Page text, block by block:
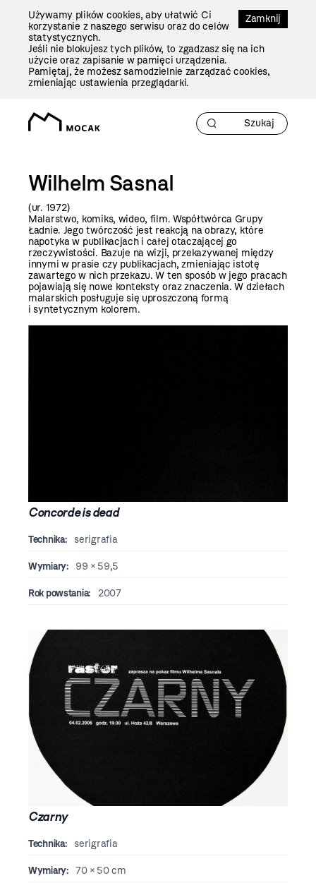
Zamknij
Używamy plików cookies, aby ułatwić Ci
korzystanie z naszego serwisu oraz do celów
statystycznych.
Jeśli nie blokujesz tych plików, to zgadzasz się na ich
użycie oraz zapisanie w pamięci urządzenia.
Pamiętaj, że możesz samodzielnie zarządzać cookies,
zmieniając ustawienia przeglądarki.
Wilhelm Sasnal
(ur. 1972)
Malarstwo, komiks, wideo, film. Współtwórca Grupy
Ładnie. Jego twórczość jest reakcją na obrazy, które
napotyka w publikacjach i całej otaczającej go
rzeczywistości. Bazuje na wizji, przekazywanej między
innymi w prasie czy publikacjach, zmieniając istotę
zawartego w nich przekazu. W ten sposób w jego pracach
pojawiają się nowe konteksty oraz znaczenia. W dziełach
malarskich posługuje się uproszczoną formą
i syntetycznym kolorem.
Concorde is dead
Technika: serigrafia
Wymiary: 99 × 59,5
Rok powstania: 2007
Czarny
Technika: serigrafia
Wymiary: 70 × 50 cm